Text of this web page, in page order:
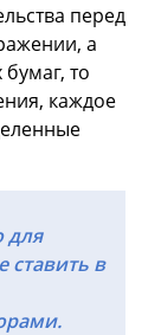
перед
а
то
каждое
для
ставить в